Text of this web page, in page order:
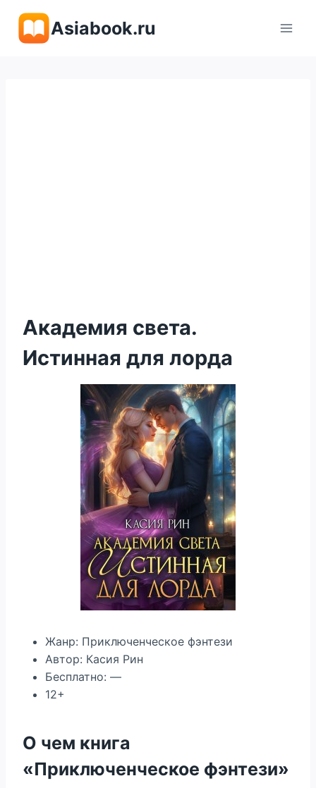
содержимому
Asiabook.ru
Академия света.
Истинная для лорда
Жанр: Приключенческое фэнтези
Автор: Касия Рин
Бесплатно: —
12+
О чем книга
«Приключенческое фэнтези»